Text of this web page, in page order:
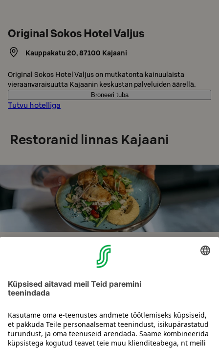
Original Sokos Hotel Valjus
Kauppakatu 20,87100 Kajaani
Original Sokos Hotel Valjus on mutkatonta kainuulaista
vieraanvaraisuutta Kajaanin keskustan palveluiden äärellä.
Broneeri tuba
Tutvu hotelliga
Restoranid linnas Kajaani
Otsid parimaid restorane linnas?
Hommikusöök, lõunasöök või õhtusöök. Vaadake parimaid
restorane oma hotelli lähedal! Saate lauda broneerida Raflaamo
Sirvi restorane